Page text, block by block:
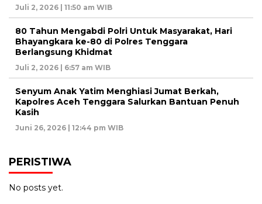
Juli 2, 2026 | 11:50 am WIB
80 Tahun Mengabdi Polri Untuk Masyarakat, Hari
Bhayangkara ke-80 di Polres Tenggara
Berlangsung Khidmat
Juli 2, 2026 | 6:57 am WIB
Senyum Anak Yatim Menghiasi Jumat Berkah,
Kapolres Aceh Tenggara Salurkan Bantuan Penuh
Kasih
Juni 26, 2026 | 12:44 pm WIB
PERISTIWA
No posts yet.